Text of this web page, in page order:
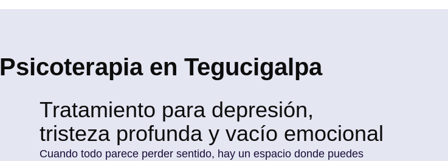
Psicoterapia en Tegucigalpa
Tratamiento para depresión,
tristeza profunda y vacío emocional
Cuando todo parece perder sentido, hay un espacio donde puedes